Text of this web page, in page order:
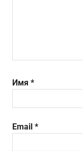
Имя *
Email *